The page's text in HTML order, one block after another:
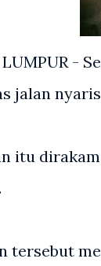
LUMPUR -
jalan
itu
tersebut